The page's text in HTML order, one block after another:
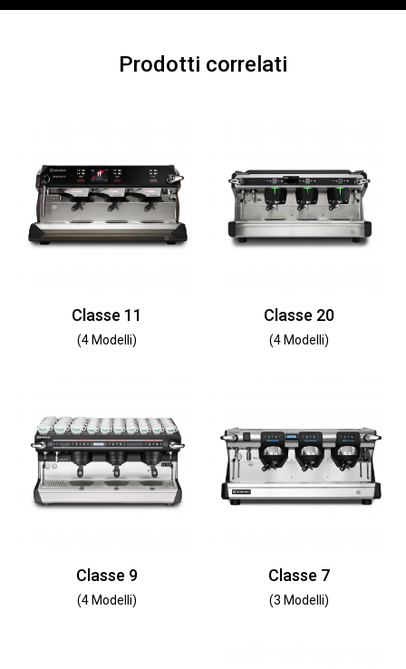
Prodotti correlati
Classe 11
(4 Modelli)
Classe 20
(4 Modelli)
Classe 9
(4 Modelli)
Classe 7
(3 Modelli)